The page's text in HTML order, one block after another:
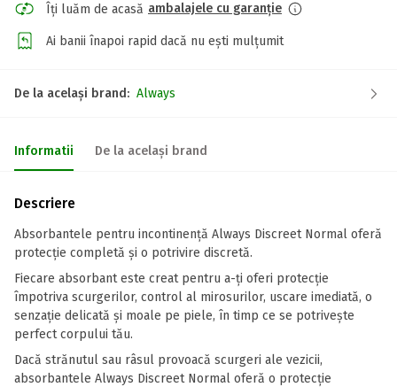
Îți luăm de acasă ambalajele cu garanție
Ai banii înapoi rapid dacă nu ești mulțumit
De la același brand: Always
Informatii De la același brand
Descriere
Absorbantele pentru incontinență Always Discreet Normal oferă
protecție completă și o potrivire discretă.
Fiecare absorbant este creat pentru a-ți oferi protecție
împotriva scurgerilor, control al mirosurilor, uscare imediată, o
senzație delicată și moale pe piele, în timp ce se potrivește
perfect corpului tău.
Dacă strănutul sau râsul provoacă scurgeri ale vezicii,
absorbantele Always Discreet Normal oferă o protecție